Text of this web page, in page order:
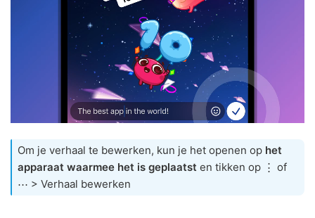
Om je verhaal te bewerken, kun je het openen op het
apparaat waarmee het is geplaatst en tikken op ⋮ of
⋯ > Verhaal bewerken